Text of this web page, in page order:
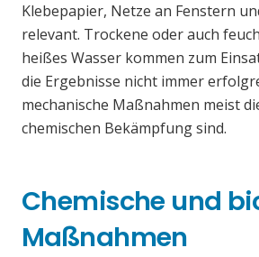
Klebepapier, Netze an Fenstern
relevant. Trockene oder auch
heißes Wasser kommen zum
die Ergebnisse nicht immer
mechanische Maßnahmen meist
chemischen Bekämpfung sind.
Chemische und
Maßnahmen